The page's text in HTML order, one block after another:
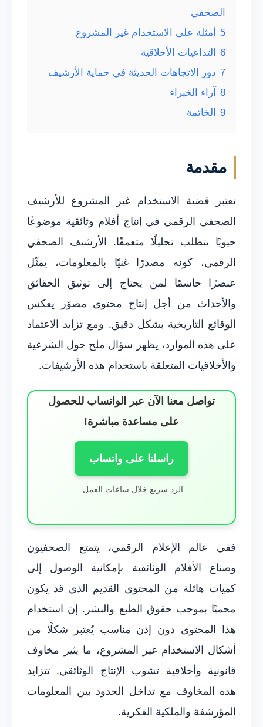
الصحفي
5
أمثلة على الاستخدام غير المشروع
6
التداعيات الأخلاقية
7 دور الاتجاهات الحديثة في حماية الأرشيف
8
آراء الخبراء
9
الخاتمة
مقدمة
تعتبر قضية الاستخدام غير المشروع للأرشيف
الصحفي الرقمي في إنتاج أفلام وثائقية موضوعًا
حيويًا يتطلب تحليلًا متعمقًا. الأرشيف الصحفي
الرقمي، كونه مصدرًا غنيًا بالمعلومات، يمثّل
عنصرًا حاسمًا لمن يحتاج إلى توثيق الحقائق
والأحداث من أجل إنتاج محتوى مصوّر يعكس
الوقائع التاريخية بشكل دقيق. ومع تزايد الاعتماد
على هذه الموارد، يظهر سؤال ملح حول الشرعية
والأخلاقيات المتعلقة باستخدام هذه الأرشيفات.
تواصل معنا الآن عبر الواتساب للحصول
على مساعدة مباشرة!
راسلنا على واتساب
الرد سريع خلال ساعات العمل.
ففي عالم الإعلام الرقمي، يتمتع الصحفيون
وصناع الأفلام الوثائقية بإمكانية الوصول إلى
كميات هائلة من المحتوى القديم الذي قد يكون
محميًا بموجب حقوق الطبع والنشر. إن استخدام
هذا المحتوى دون إذن مناسب يُعتبر شكلًا من
أشكال الاستخدام غير المشروع، ما يثير مخاوف
قانونية وأخلاقية تشوب الإنتاج الوثائقي. تتزايد
هذه المخاوف مع تداخل الحدود بين المعلومات
المؤرشفة والملكية الفكرية.